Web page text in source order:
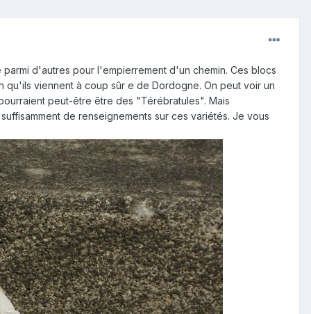
d'autres pour l'empierrement d'un chemin. Ces blocs
viennent à coup sûr e de Dordogne. On peut voir un
peut-être être des "Térébratules". Mais
de renseignements sur ces variétés. Je vous